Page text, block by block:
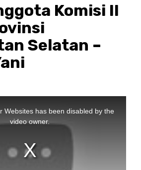
Komisi II
Selatan –